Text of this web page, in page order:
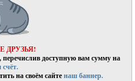
ДРУЗЬЯ!
доступную вам сумму на
на своём сайтенаш баннер.